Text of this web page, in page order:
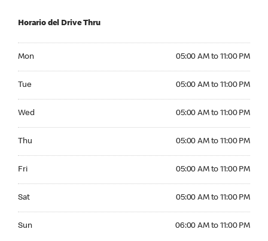
Horario del Drive Thru
Mon 05:00 AM to 11:00 PM
Tue 05:00 AM to 11:00 PM
Wed 05:00 AM to 11:00 PM
Thu 05:00 AM to 11:00 PM
Fri 05:00 AM to 11:00 PM
Sat 05:00 AM to 11:00 PM
Sun 06:00 AM to 11:00 PM